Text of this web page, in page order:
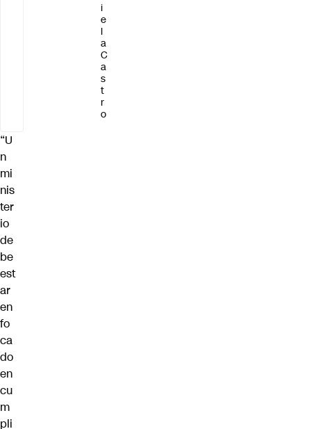
i
e
l
a
C
a
s
t
r
o
“U
n
mi
nis
ter
io
de
be
est
ar
en
fo
ca
do
en
cu
m
pli